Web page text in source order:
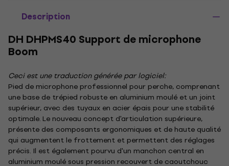
Description
DH DHPMS40 Support de microphone
Boom
Ceci est une traduction générée par logiciel:
Pied de microphone professionnel pour perche, comprenant
une base de trépied robuste en aluminium moulé et un joint
supérieur, avec des tuyaux en acier épais pour une stabilité
optimale. Le nouveau concept d'articulation supérieure,
présente des composants ergonomiques et de haute qualité
qui augmentent le frottement et permettent des réglages
précis. Il est également pourvu d'un manchon central en
aluminium moulé sous pression recouvert de caoutchouc